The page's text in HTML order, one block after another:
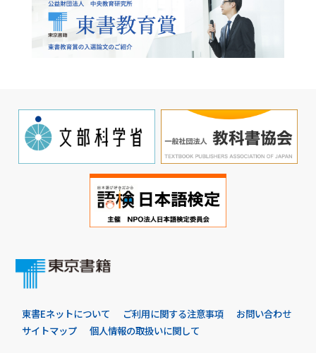
東書Eネットについて ご利用に関する注意事項
お問い合わせ
サイトマップ
個人情報の取扱いに関して